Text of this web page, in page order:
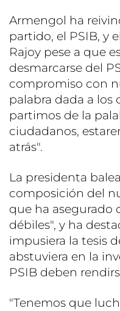
Armengol ha
partido, el PSIB, y
Rajoy pese a que
desmarcarse del
compromiso con
palabra dada a los
partimos de la
ciudadanos,
atrás".
La presidenta
composición del
que ha asegurado
débiles", y ha
impusiera la tesis
abstuviera en la
PSIB deben
"Tenemos que